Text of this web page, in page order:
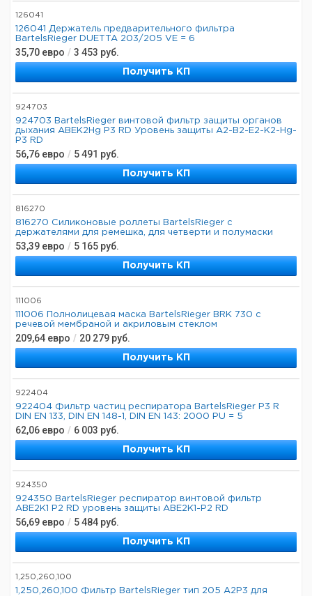
126041
126041 Держатель предварительного фильтра
BartelsRieger DUETTA 203/205 VE = 6
35,70 евро / 3 453 руб.
Получить КП
924703
924703 BartelsRieger винтовой фильтр защиты органов
дыхания ABEK2Hg P3 RD Уровень защиты A2-B2-E2-K2-Hg-
P3 RD
56,76 евро / 5 491 руб.
Получить КП
816270
816270 Силиконовые роллеты BartelsRieger с
держателями для ремешка, для четверти и полумаски
53,39 евро / 5 165 руб.
Получить КП
111006
111006 Полнолицевая маска BartelsRieger BRK 730 с
речевой мембраной и акриловым стеклом
209,64 евро / 20 279 руб.
Получить КП
922404
922404 Фильтр частиц респиратора BartelsRieger P3 R
DIN EN 133, DIN EN 148-1, DIN EN 143: 2000 PU = 5
62,06 евро / 6 003 руб.
Получить КП
924350
924350 BartelsRieger респиратор винтовой фильтр
ABE2K1 P2 RD уровень защиты ABE2K1-P2 RD
56,69 евро / 5 484 руб.
Получить КП
1,250,260,100
1,250,260,100 Фильтр BartelsRieger тип 205 A2P3 для